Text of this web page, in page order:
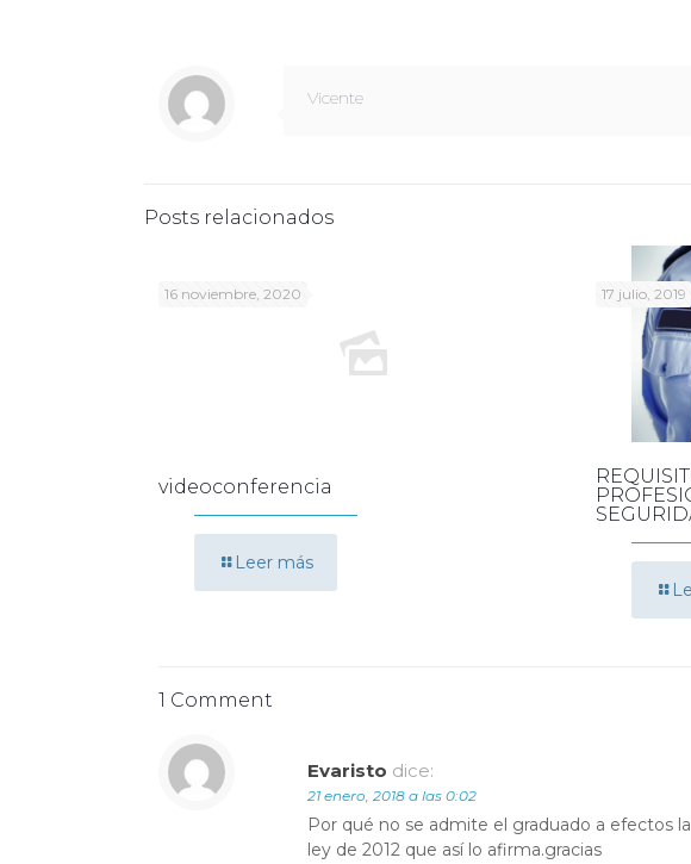
Vicente
Posts relacionados
16 noviembre, 2020
videoconferencia
Leer más
17 julio, 2019
1 Comment
Evaristo dice:
21 enero, 2018 a las 0:02
Por qué no se admite el graduado a efectos
ley de 2012 que así lo afirma.gracias